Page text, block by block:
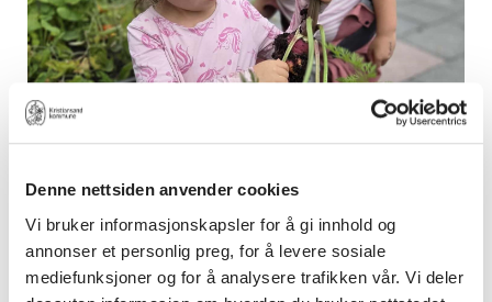
Denne nettsiden anvender cookies
Vi bruker informasjonskapsler for å gi innhold og
annonser et personlig preg, for å levere sosiale
mediefunksjoner og for å analysere trafikken vår. Vi deler
I 2026 oppretter Kristiansand
kommune ei ordning for mer dyrking i
skoler og barnehager. Det er satt av kr